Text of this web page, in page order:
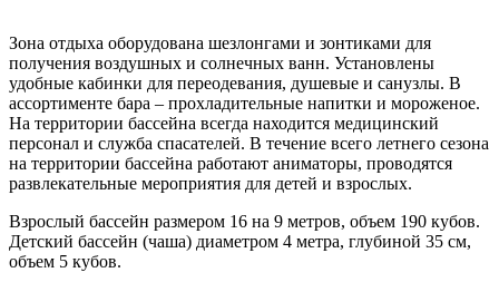
Зона отдыха оборудована шезлонгами и зонтиками для
получения воздушных и солнечных ванн. Установлены
удобные кабинки для переодевания, душевые и санузлы. В
ассортименте бара – прохладительные напитки и мороженое.
На территории бассейна всегда находится медицинский
персонал и служба спасателей. В течение всего летнего сезона
на территории бассейна работают аниматоры, проводятся
развлекательные мероприятия для детей и взрослых.
Взрослый бассейн размером 16 на 9 метров, объем 190 кубов.
Детский бассейн (чаша) диаметром 4 метра, глубиной 35 см,
объем 5 кубов.